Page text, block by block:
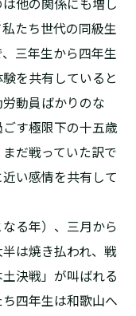
他の関係にも増し
たち世代の同級生
三年生から四年生
を共有していると
動員ばかりのな
す極限下の十五歳
だ戦っていた訳で
い感情を共有して
る年）、三月から
は焼き払われ、戦
決戦」が叫ばれる
四年生は和歌山へ